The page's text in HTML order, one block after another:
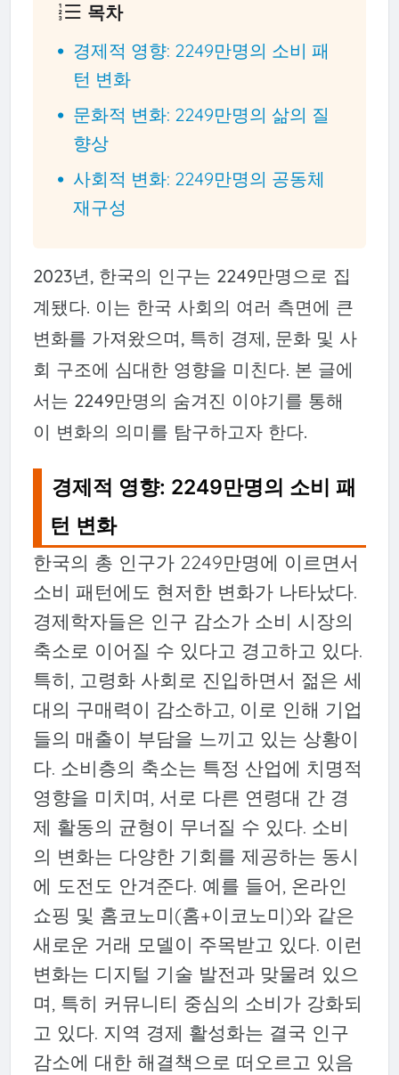
목차
경제적 영향: 2249만명의 소비 패
턴 변화
문화적 변화: 2249만명의 삶의 질
향상
사회적 변화: 2249만명의 공동체
재구성
2023년, 한국의 인구는 2249만명으로 집
계됐다. 이는 한국 사회의 여러 측면에 큰
변화를 가져왔으며, 특히 경제, 문화 및 사
회 구조에 심대한 영향을 미친다. 본 글에
서는 2249만명의 숨겨진 이야기를 통해
이 변화의 의미를 탐구하고자 한다.
경제적 영향: 2249만명의 소비 패
턴 변화
한국의 총 인구가 2249만명에 이르면서
소비 패턴에도 현저한 변화가 나타났다.
경제학자들은 인구 감소가 소비 시장의
축소로 이어질 수 있다고 경고하고 있다.
특히, 고령화 사회로 진입하면서 젊은 세
대의 구매력이 감소하고, 이로 인해 기업
들의 매출이 부담을 느끼고 있는 상황이
다. 소비층의 축소는 특정 산업에 치명적
영향을 미치며, 서로 다른 연령대 간 경
제 활동의 균형이 무너질 수 있다. 소비
의 변화는 다양한 기회를 제공하는 동시
에 도전도 안겨준다. 예를 들어, 온라인
쇼핑 및 홈코노미(홈+이코노미)와 같은
새로운 거래 모델이 주목받고 있다. 이런
변화는 디지털 기술 발전과 맞물려 있으
며, 특히 커뮤니티 중심의 소비가 강화되
고 있다. 지역 경제 활성화는 결국 인구
감소에 대한 해결책으로 떠오르고 있음